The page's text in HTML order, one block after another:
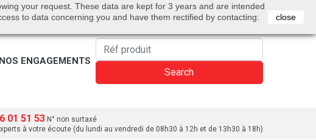
English Bienvenue Sign in 0 Cart
NOS ENGAGEMENTS
Search
01 51 53 N° non surtaxé
à votre écoute (du lundi au vendredi de 08h30 à 12h et de 13h30 à 18h)
your request. These data are kept for 3 years and are intended
to data concerning you and have them rectified by contacting:
close